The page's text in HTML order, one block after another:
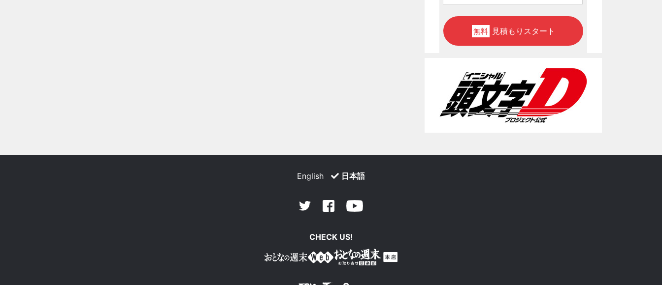
無料 見積もりスタート
English 日本語
Twitter Facebook
CHECK US!